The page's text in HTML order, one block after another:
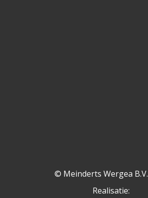
© Meinderts Wergea B.V.
Realisatie: